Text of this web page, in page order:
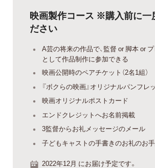
映画製作コース ※購入前に一
ださい
A芸の将来の作品で、監督 or 脚本 or
として作品制作に参加できる
映画公開時のペアチケット（2名1組）
『ボクらの映画』オリジナルパンフレッ
映画オリジナルポストカード
エンドクレジットへお名前掲載
3監督からお礼メッセージのメール
子どもキャストの手書きのお礼のお
2022年12月 にお届け予定です。